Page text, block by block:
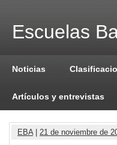
Escuelas
Noticias
Artículos y entrevistas
EBA| 21 de noviembre de